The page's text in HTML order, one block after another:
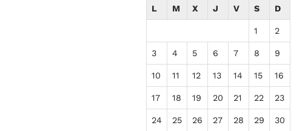
L M X J V S D
1 2
3 4 5 6 7 8 9
10 11 12 13 14 15 16
17 18 19 20 21 22 23
24 25 26 27 28 29 30